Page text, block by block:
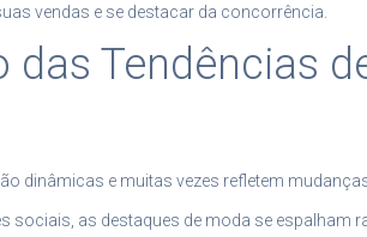
vendas e se destacar da concorrência.
das Tendências
dinâmicas e muitas vezes refletem
sociais, as destaques de moda se espalham